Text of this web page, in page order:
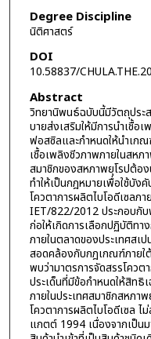
Degree Discipline
นิติศาสตร์
DOI
10.58837/
Abstract
วิทยานิพนธ์ฉบับนี้มีวัตถุประ
บายส่งเสริมให้มีการนำเชื้อ
ฟอสซิลและกำหนดให้นำเก
เชื้อเพลิงชีวภาพภายในสหภ
สมาชิกของสหภาพยุโรปต้อ
ทำให้เป็นกฎหมายเพื่อใช้บัง
โควตาการผลิตไบโอดีเซลภ
IET/822/2012 ประกอบกั
ก่อให้เกิดการเลือกปฏิบัติทา
ภายในตลาดของประเทศสเ
สอดคล้องกับกฎเกณฑ์ภายใ
พบว่ามาตรการจัดสรรโควต
ประเด็นที่มีข้อกำหนดให้สิทธิ
ภายในประเทศสมาชิกสหภา
โควตาการผลิตไบโอดีเซล
แกตต์ 1994 เนื่องจากเป็น